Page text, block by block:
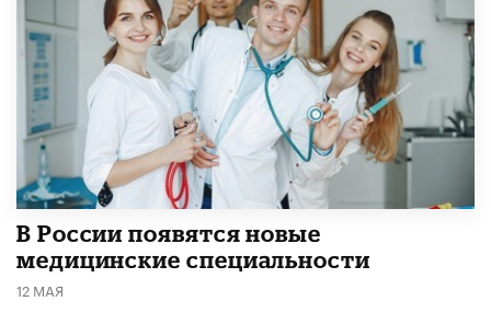
В России появятся новые
медицинские специальности
12 МАЯ